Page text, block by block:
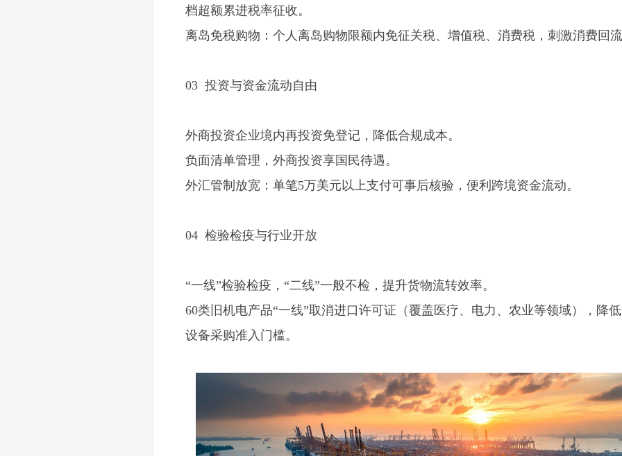
档超额累进税率征收。
离岛免税购物：个人离岛购物限额内免征关税、增值税、消费税，刺激消费回
03 投资与资金流动自由
外商投资企业境内再投资免登记，降低合规成本。
负面清单管理，外商投资享国民待遇。
外汇管制放宽：单笔5万美元以上支付可事后核验，便利跨境资金流动。
04 检验检疫与行业开放
“一线”检验检疫，“二线”一般不检，提升货物流转效率。
60类旧机电产品“一线”取消进口许可证（覆盖医疗、电力、农业等领域），降
设备采购准入门槛。